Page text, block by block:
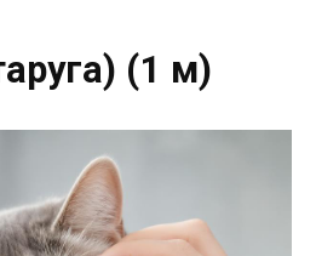
(1 м)